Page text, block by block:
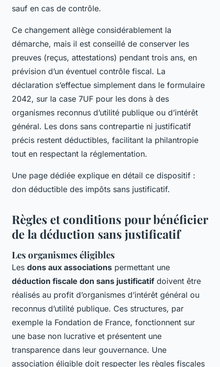
sauf en cas de contrôle.
Ce changement allège considérablement la
démarche, mais il est conseillé de conserver les
preuves (reçus, attestations) pendant trois ans, en
prévision d’un éventuel contrôle fiscal. La
déclaration s’effectue simplement dans le formulaire
2042, sur la case 7UF pour les dons à des
organismes reconnus d’utilité publique ou d’intérêt
général. Les dons sans contrepartie ni justificatif
précis restent déductibles, facilitant la philantropie
tout en respectant la réglementation.
Une page dédiée explique en détail ce dispositif :
don déductible des impôts sans justificatif.
Règles et conditions pour bénéficier
de la déduction sans justificatif
Les organismes éligibles
Les dons aux associations permettant une
déduction fiscale don sans justificatif doivent être
réalisés au profit d’organismes d’intérêt général ou
reconnus d’utilité publique. Ces structures, par
exemple la Fondation de France, fonctionnent sur
une base non lucrative et présentent une
transparence dans leur gouvernance. Une
association éligible doit respecter les règles fiscales